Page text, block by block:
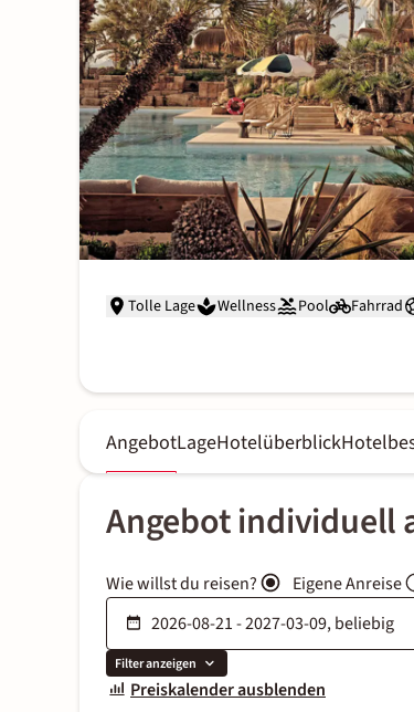
Tolle Lage Wellness Pool Fahrrad
AngebotLageHotelüberblick
Angebot individuell
Wie willst du reisen? Eigene Anreise
Filter anzeigen
Preiskalender ausblenden